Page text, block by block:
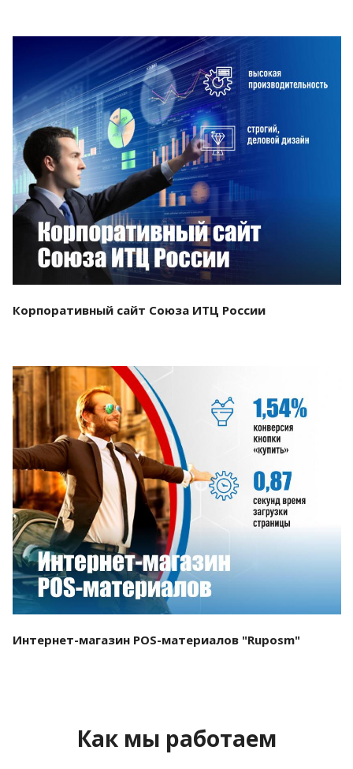
Смотреть проект
Корпоративный сайт Союза ИТЦ России
Смотреть проект
Интернет-магазин POS-материалов "Ruposm"
Как мы работаем